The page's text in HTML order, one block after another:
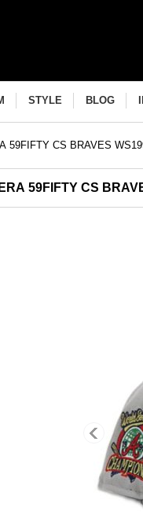
STYLE BLOG
59FIFTY CS BRAVES
59FIFTY CS